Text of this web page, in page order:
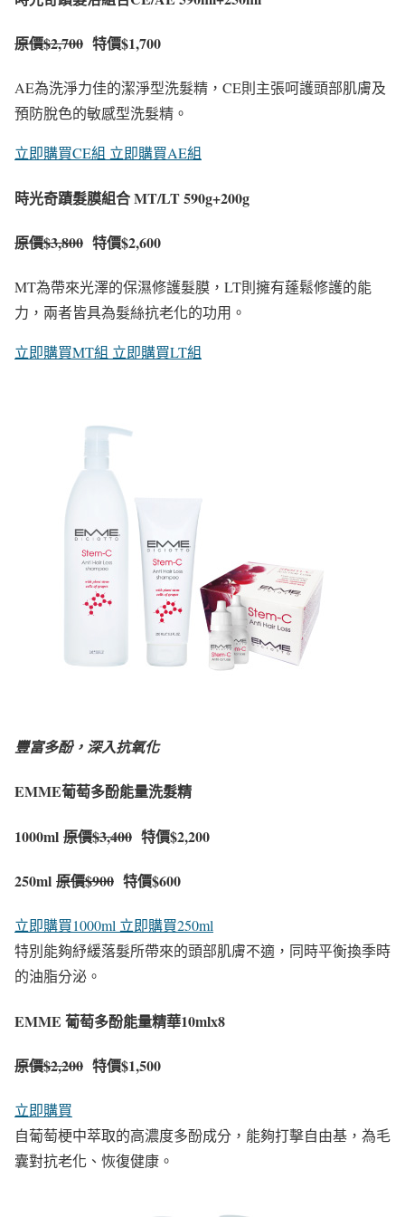
原價$2,700 特價$1,700
AE為洗淨力佳的潔淨型洗髮精，CE則主張呵護頭部肌膚及
預防脫色的敏感型洗髮精。
立即購買CE組 立即購買AE組
時光奇蹟髮膜組合 MT/LT 590g+200g
原價$3,800 特價$2,600
MT為帶來光澤的保濕修護髮膜，LT則擁有蓬鬆修護的能
力，兩者皆具為髮絲抗老化的功用。
立即購買MT組 立即購買LT組
豐富多酚，深入抗氧化
EMME葡萄多酚能量洗髮精
1000ml 原價$3,400 特價$2,200
250ml 原價$900 特價$600
立即購買1000ml 立即購買250ml
特別能夠紓緩落髮所帶來的頭部肌膚不適，同時平衡換季時
的油脂分泌。
EMME 葡萄多酚能量精華10mlx8
原價$2,200 特價$1,500
立即購買
自葡萄梗中萃取的高濃度多酚成分，能夠打擊自由基，為毛
囊對抗老化、恢復健康。